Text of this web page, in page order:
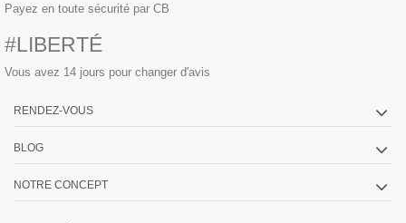
Payez en toute sécurité par CB
#LIBERTÉ
Vous avez 14 jours pour changer d'avis
RENDEZ-VOUS
BLOG
NOTRE CONCEPT